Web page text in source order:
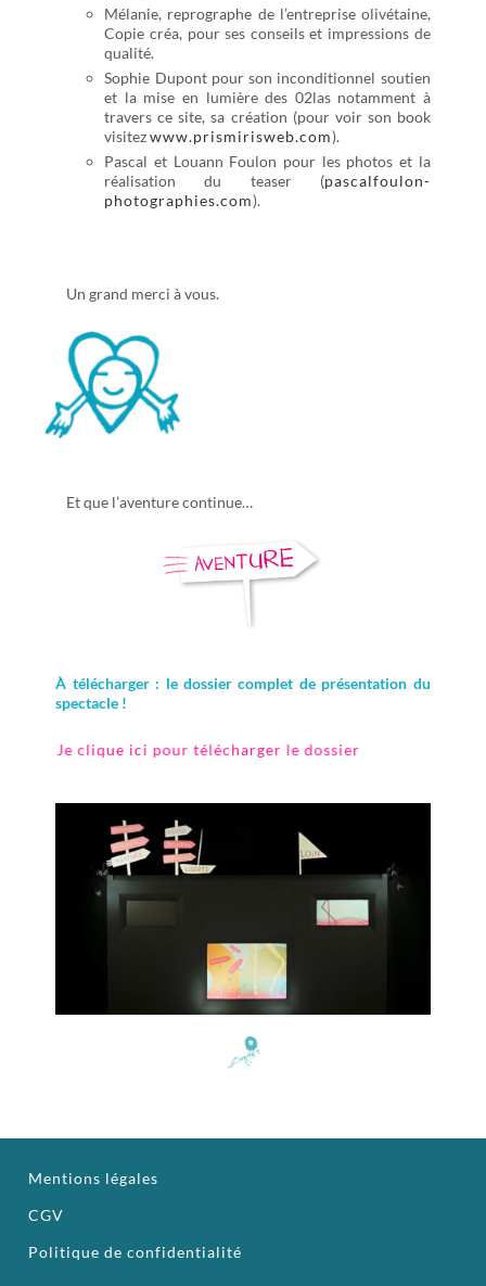
Mélanie, reprographe de l’entreprise olivétaine,
Copie créa, pour ses conseils et impressions de
qualité.
Sophie Dupont pour son inconditionnel soutien
et la mise en lumière des 02las notamment à
travers ce site, sa création (pour voir son book
visitezwww.prismirisweb.com).
Pascal et Louann Foulon pour les photos et la
réalisation du teaser (pascalfoulon-
photographies.com).
Un grand merci à vous.
Et que l’aventure continue…
À télécharger : le dossier complet de présentation du
spectacle !
Je clique ici pour télécharger le dossier
Mentions légales
CGV
Politique de confidentialité